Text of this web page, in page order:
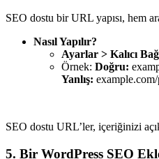
SEO dostu bir URL yapısı, hem
Nasıl Yapılır?
Ayarlar > Kalıcı
Örnek: Doğru:
Yanlış:
SEO dostu URL’ler, içeriğinizi
5. Bir WordPress SEO